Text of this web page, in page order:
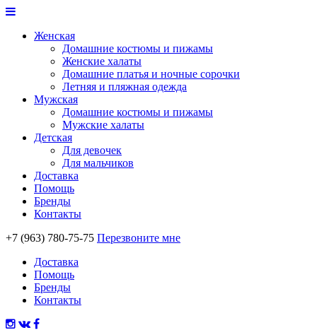
Женская
Домашние костюмы и пижамы
Женские халаты
Домашние платья и ночные сорочки
Летняя и пляжная одежда
Мужская
Домашние костюмы и пижамы
Мужские халаты
Детская
Для девочек
Для мальчиков
Доставка
Помощь
Бренды
Контакты
+7 (963) 780-75-75 Перезвоните мне
Доставка
Помощь
Бренды
Контакты